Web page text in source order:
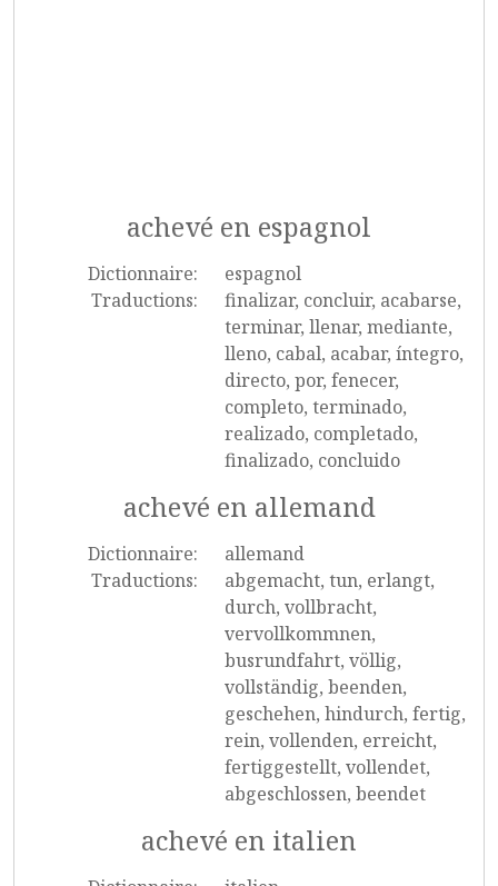
achevé en espagnol
Dictionnaire:
espagnol
Traductions:
finalizar, concluir, acabarse,
terminar, llenar, mediante,
lleno, cabal, acabar, íntegro,
directo, por, fenecer,
completo, terminado,
realizado, completado,
finalizado, concluido
achevé en allemand
Dictionnaire:
allemand
Traductions:
abgemacht, tun, erlangt,
durch, vollbracht,
vervollkommnen,
busrundfahrt, völlig,
vollständig, beenden,
geschehen, hindurch, fertig,
rein, vollenden, erreicht,
fertiggestellt, vollendet,
abgeschlossen, beendet
achevé en italien